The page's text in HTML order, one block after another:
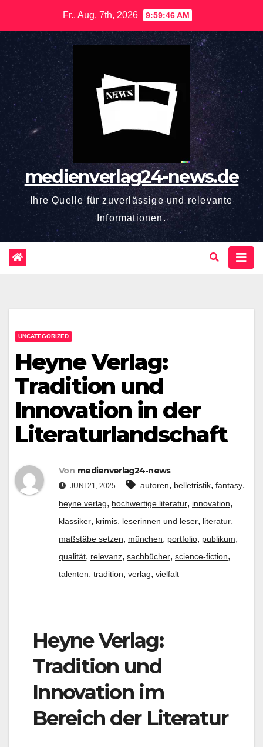
springen
Fr.. Aug. 7th, 2026 9:59:47 AM
medienverlag24-news.de
Ihre Quelle für zuverlässige und relevante
Informationen.
UNCATEGORIZED
Heyne Verlag:
Tradition und
Innovation in der
Literaturlandschaft
Von medienverlag24-news
JUNI 21, 2025 autoren, belletristik, fantasy,
heyne verlag, hochwertige literatur, innovation,
klassiker, krimis, leserinnen und leser, literatur,
maßstäbe setzen, münchen, portfolio, publikum,
qualität, relevanz, sachbücher, science-fiction,
talenten, tradition, verlag, vielfalt
Heyne Verlag:
Tradition und
Innovation im
Bereich der Literatur